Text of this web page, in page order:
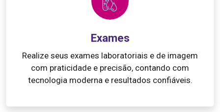
Exames
Realize seus exames laboratoriais e de imagem
com praticidade e precisão, contando com
tecnologia moderna e resultados confiáveis.